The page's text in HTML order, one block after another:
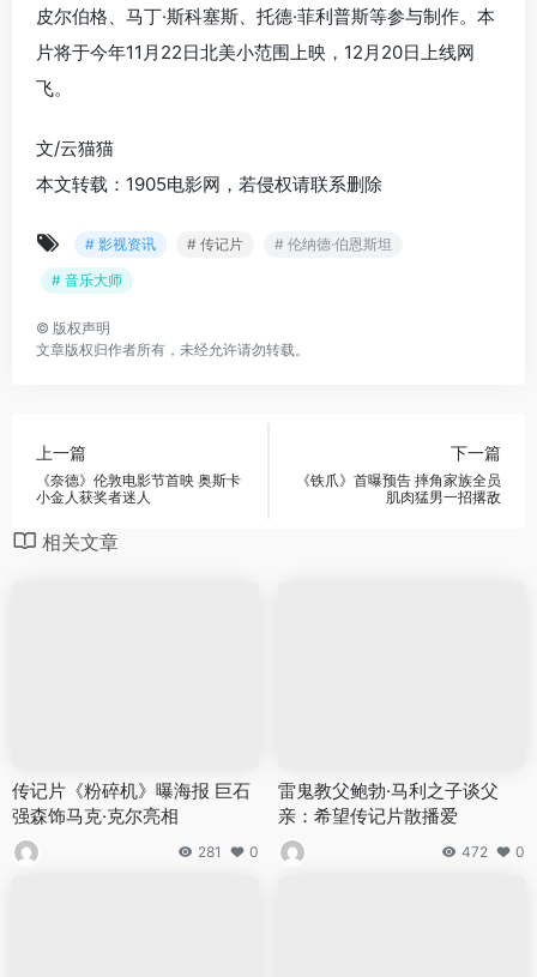
皮尔伯格、马丁·斯科塞斯、托德·菲利普斯等参与制作。本
片将于今年11月22日北美小范围上映，12月20日上线网
飞。
文/云猫猫
本文转载：1905电影网，若侵权请联系删除
# 影视资讯 # 传记片
# 伦纳德·伯恩斯坦
# 音乐大师
© 版权声明
文章版权归作者所有，未经允许请勿转载。
上一篇
《奈德》伦敦电影节首映 奥斯卡
小金人获奖者迷人
下一篇
《铁爪》首曝预告 摔角家族全员
肌肉猛男一招撂敌
相关文章
传记片《粉碎机》曝海报 巨石
强森饰马克·克尔亮相
281 0
雷鬼教父鲍勃·马利之子谈父
亲：希望传记片散播爱
472 0